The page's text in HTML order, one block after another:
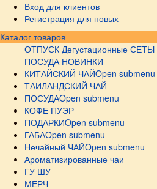
Вход для клиентов
Регистрация для новых
Каталог товаров
ОТПУСК Дегустационные СЕТЫ
ПОСУДА НОВИНКИ
КИТАЙСКИЙ ЧАЙOpen submenu
ТАИЛАНДСКИЙ ЧАЙ
ПОСУДАOpen submenu
КОФЕ ПУЭР
ПОДАРКИOpen submenu
ГАБАOpen submenu
Нечайный ЧАЙOpen submenu
Ароматизированные чаи
ГУ ШУ
МЕРЧ